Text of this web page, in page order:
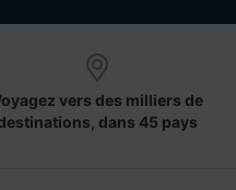
vers des milliers de
dans 45 pays